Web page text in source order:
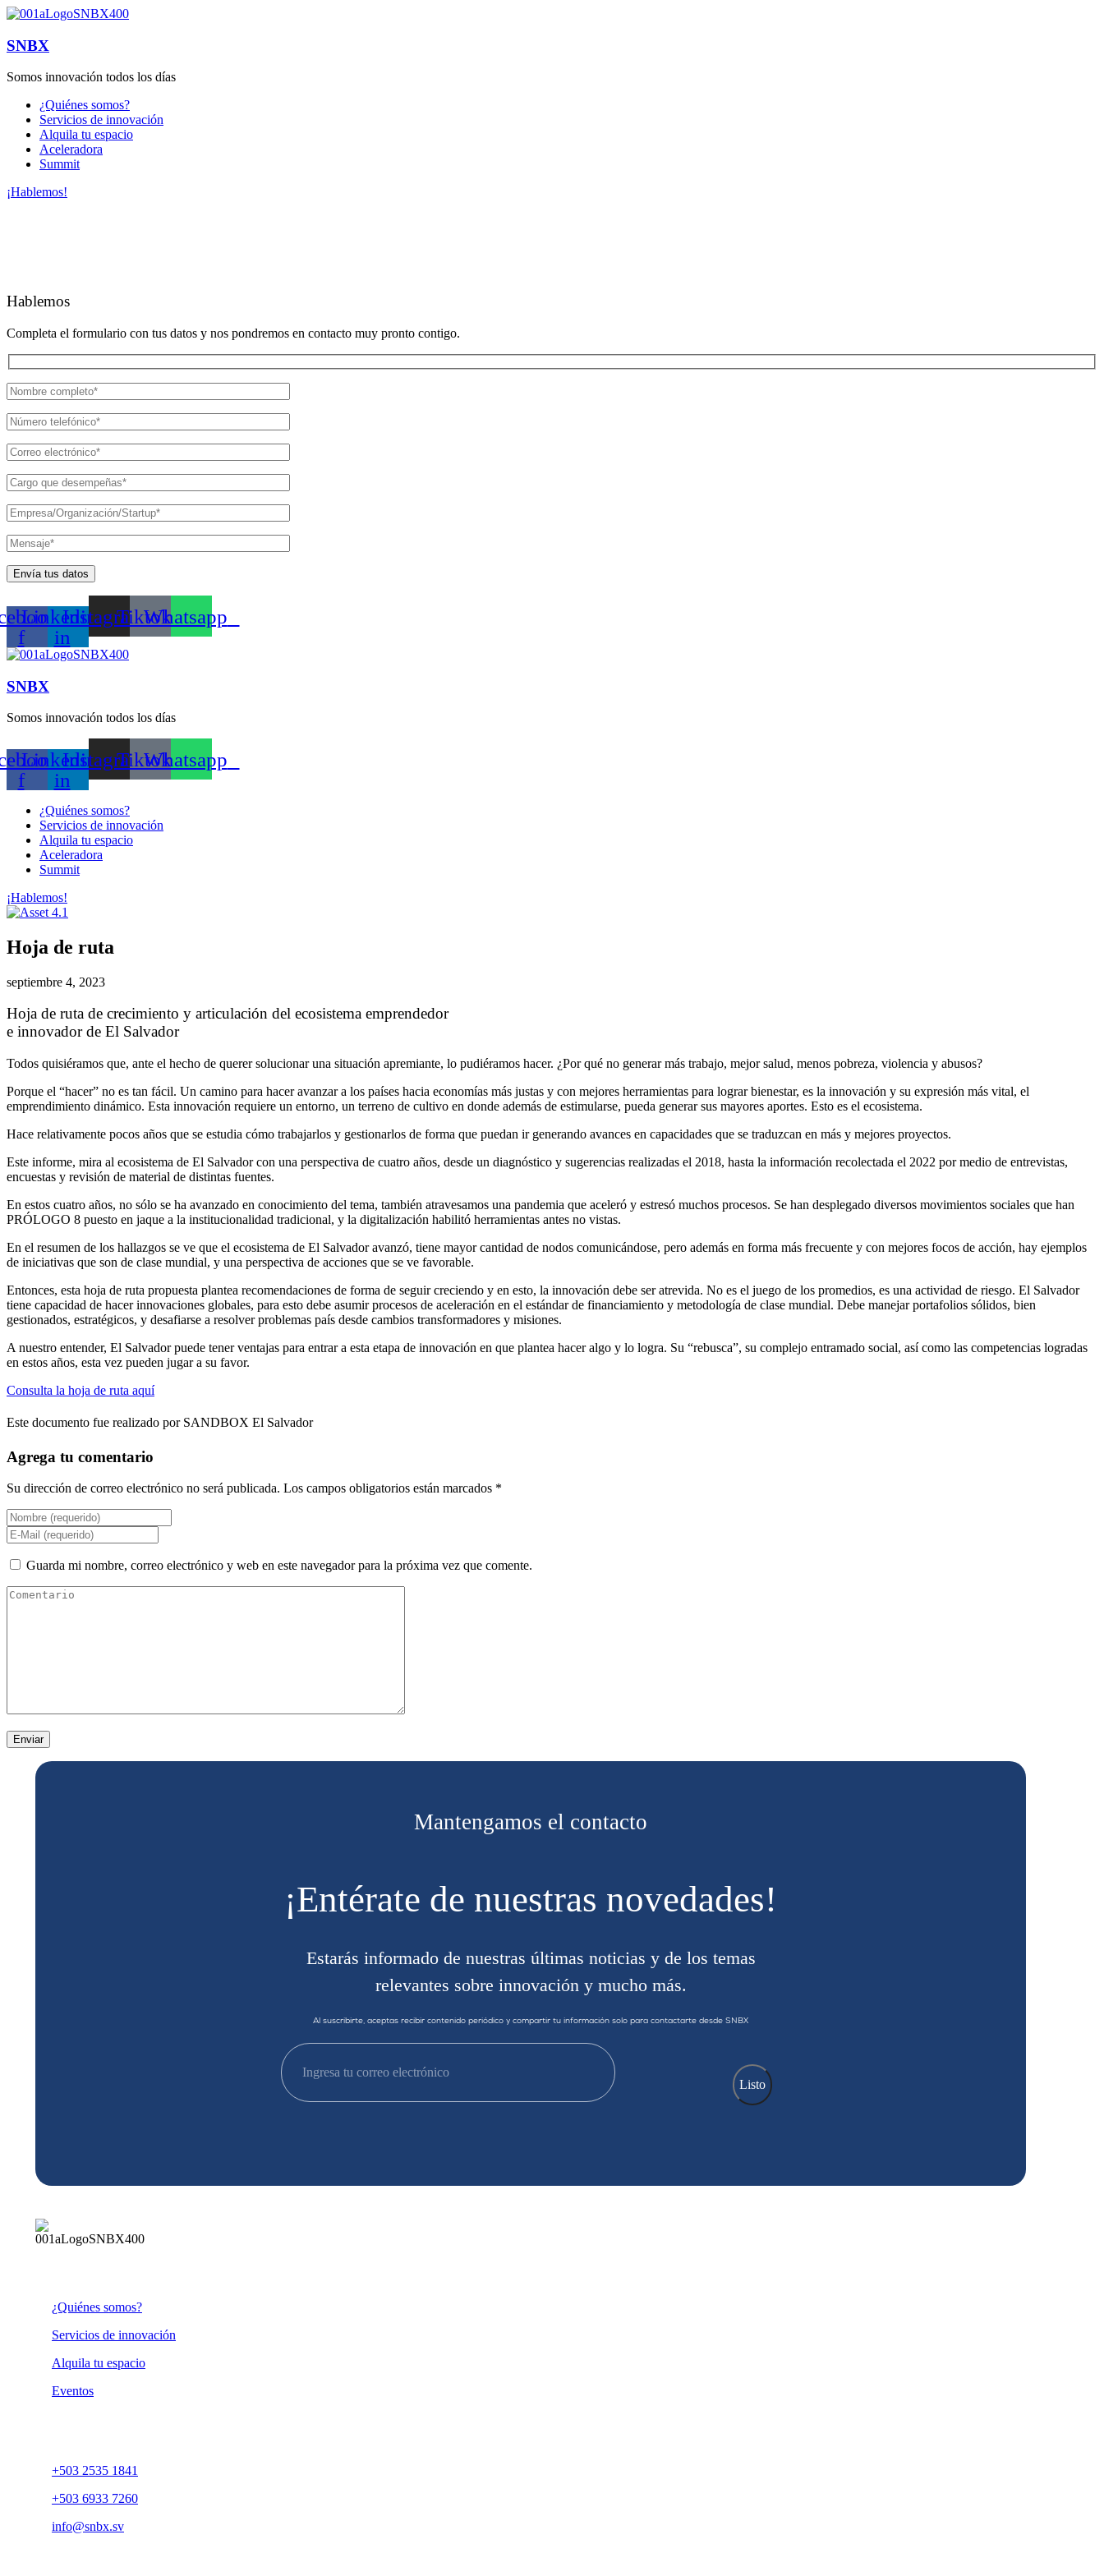
SNBX
Somos innovación todos los días
¿Quiénes somos?
Servicios de innovación
Alquila tu espacio
Aceleradora
Summit
¡Hablemos!
Hablemos
Completa el formulario con tus datos y nos pondremos en contacto muy pronto contigo.
f
Linkedin-
in
InstagramTiktokWhatsapp
SNBX
Somos innovación todos los días
f
Linkedin-
in
InstagramTiktokWhatsapp
¿Quiénes somos?
Servicios de innovación
Alquila tu espacio
Aceleradora
Summit
¡Hablemos!
Hoja de ruta
septiembre 4, 2023
Hoja de ruta de crecimiento y articulación del ecosistema emprendedor
e innovador de El Salvador
Todos quisiéramos que, ante el hecho de querer solucionar una situación apremiante, lo pudiéramos hacer. ¿Por qué no generar más trabajo, mejor salud, menos pobreza, violencia y abusos?
Porque el “hacer” no es tan fácil. Un camino para hacer avanzar a los países hacia economías más justas y con mejores herramientas para lograr bienestar, es la innovación y su expresión más vital, el
emprendimiento dinámico. Esta innovación requiere un entorno, un terreno de cultivo en donde además de estimularse, pueda generar sus mayores aportes. Esto es el ecosistema.
Hace relativamente pocos años que se estudia cómo trabajarlos y gestionarlos de forma que puedan ir generando avances en capacidades que se traduzcan en más y mejores proyectos.
Este informe, mira al ecosistema de El Salvador con una perspectiva de cuatro años, desde un diagnóstico y sugerencias realizadas el 2018, hasta la información recolectada el 2022 por medio de entrevistas,
encuestas y revisión de material de distintas fuentes.
En estos cuatro años, no sólo se ha avanzado en conocimiento del tema, también atravesamos una pandemia que aceleró y estresó muchos procesos. Se han desplegado diversos movimientos sociales que han
PRÓLOGO 8 puesto en jaque a la institucionalidad tradicional, y la digitalización habilitó herramientas antes no vistas.
En el resumen de los hallazgos se ve que el ecosistema de El Salvador avanzó, tiene mayor cantidad de nodos comunicándose, pero además en forma más frecuente y con mejores focos de acción, hay ejemplos
de iniciativas que son de clase mundial, y una perspectiva de acciones que se ve favorable.
Entonces, esta hoja de ruta propuesta plantea recomendaciones de forma de seguir creciendo y en esto, la innovación debe ser atrevida. No es el juego de los promedios, es una actividad de riesgo. El Salvador
tiene capacidad de hacer innovaciones globales, para esto debe asumir procesos de aceleración en el estándar de financiamiento y metodología de clase mundial. Debe manejar portafolios sólidos, bien
gestionados, estratégicos, y desafiarse a resolver problemas país desde cambios transformadores y misiones.
A nuestro entender, El Salvador puede tener ventajas para entrar a esta etapa de innovación en que plantea hacer algo y lo logra. Su “rebusca”, su complejo entramado social, así como las competencias logradas
en estos años, esta vez pueden jugar a su favor.
Consulta la hoja de ruta aquí
Este documento fue realizado por SANDBOX El Salvador
Agrega tu comentario
Su dirección de correo electrónico no será publicada. Los campos obligatorios están marcados *
Guarda mi nombre, correo electrónico y web en este navegador para la próxima vez que comente.
Mantengamos el contacto
¡Entérate de nuestras novedades!
Estarás informado de nuestras últimas noticias y de los temas
relevantes sobre innovación y mucho más.
Al suscribirte, aceptas recibir contenido periódico y compartir tu información solo para contactarte desde SNBX
¿Quiénes somos?
Servicios de innovación
Alquila tu espacio
Eventos
+503 2535 1841
+503 6933 7260
info@snbx.sv